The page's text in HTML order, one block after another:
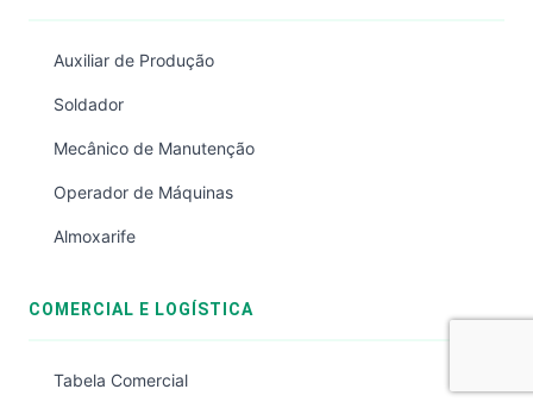
Auxiliar de Produção
Soldador
Mecânico de Manutenção
Operador de Máquinas
Almoxarife
COMERCIAL E LOGÍSTICA
Tabela Comercial